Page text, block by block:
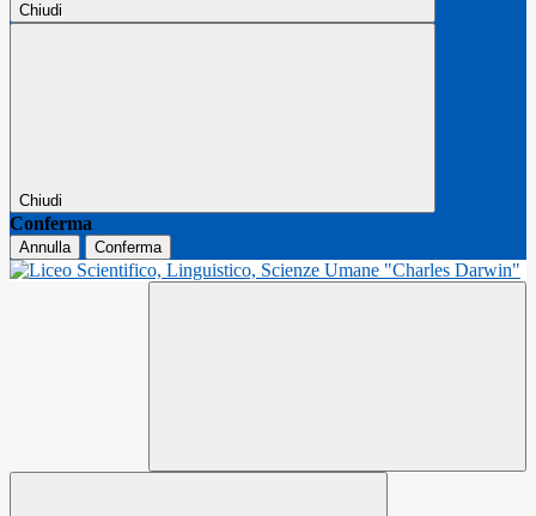
Chiudi
Chiudi
Conferma
Annulla Conferma